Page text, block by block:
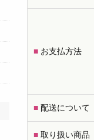
■ お支払方法
■ 配送について
■ 取り扱い商品